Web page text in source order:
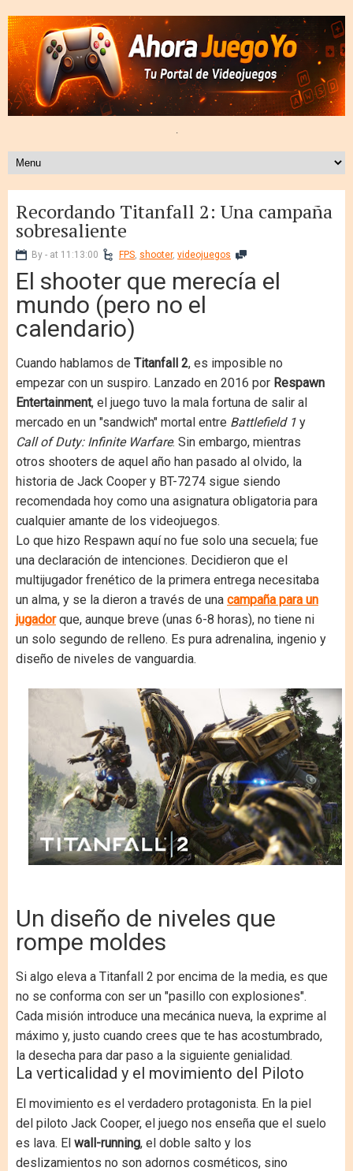
.
Recordando Titanfall 2: Una campaña
sobresaliente
By - at 11:13:00 FPS, shooter, videojuegos
El shooter que merecía el
mundo (pero no el
calendario)
Cuando hablamos de Titanfall 2, es imposible no
empezar con un suspiro. Lanzado en 2016 por Respawn
Entertainment, el juego tuvo la mala fortuna de salir al
mercado en un "sandwich" mortal entre Battlefield 1 y
Call of Duty: Infinite Warfare. Sin embargo, mientras
otros shooters de aquel año han pasado al olvido, la
historia de Jack Cooper y BT-7274 sigue siendo
recomendada hoy como una asignatura obligatoria para
cualquier amante de los videojuegos.
Lo que hizo Respawn aquí no fue solo una secuela; fue
una declaración de intenciones. Decidieron que el
multijugador frenético de la primera entrega necesitaba
un alma, y se la dieron a través de una campaña para un
jugadorque, aunque breve (unas 6-8 horas), no tiene ni
un solo segundo de relleno. Es pura adrenalina, ingenio y
diseño de niveles de vanguardia.
Un diseño de niveles que
rompe moldes
Si algo eleva a Titanfall 2 por encima de la media, es que
no se conforma con ser un "pasillo con explosiones".
Cada misión introduce una mecánica nueva, la exprime al
máximo y, justo cuando crees que te has acostumbrado,
la desecha para dar paso a la siguiente genialidad.
La verticalidad y el movimiento del Piloto
El movimiento es el verdadero protagonista. En la piel
del piloto Jack Cooper, el juego nos enseña que el suelo
es lava. El wall-running, el doble salto y los
deslizamientos no son adornos cosméticos, sino